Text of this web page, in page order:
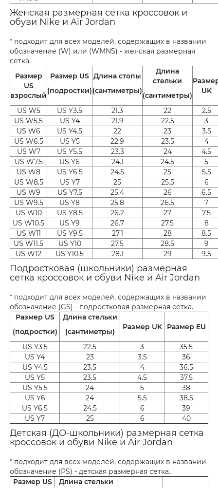
Женская размерная сетка кроссовок и
обуви Nike и Air Jordan
* подходит для всех моделей, содержащих в названии
обозначение (W) или (WMNS) - женская размерная
сетка.
Размер
US
взрослый
Размер US
(подростки)
Длина стопы
(сантиметры)
Длина
стельки
(сантиметры)
UK
US W5 US Y3.5 21.3 22
2.5
US W5.5
US Y4 21.9 22.5
3
US W6
US Y4.5 22 23
3.5
US W6.5
US Y5 22.9 23.5
4
US W7
US Y5.5 23.3 24
4.5
US W7.5
US Y6 24.1 24.5
5
US W8
US Y6.5 24.5 25
5.5
US W8.5
US Y7 25 25.5
6
US W9
US Y7.5 25.4 26
6.5
US W9.5
US Y8 25.8 26.5
7
US W10
US Y8.5 26.2 27
7.5
US W10.5
US Y9 26.7 27.5
8
US W11
US Y9.5 27.1 28
8.5
US W11.5
US Y10 27.5 28.5
9
US W12
US Y10.5 28.1 29 9.5
Подростковая (школьники) размерная
сетка кроссовок и обуви Nike и Air Jordan
* подходит для всех моделей, содержащих в названии
обозначение (GS) - подростковая размерная сетка.
Размер US
(подростки)
Длина стельки
(сантиметры)
Размер UK Размер EU
US Y3.5 22.5 3
35.5
US Y4
23 3.5
36
US Y4.5
23.5 4
36.5
US Y5
23.5 4.5
37.5
US Y5.5
24 5
38
US Y6
24 5.5
38.5
US Y6.5
24.5 6
39
US Y7
25 6 40
Детская (ДО-школьники) размерная сетка
кроссовок и обуви Nike и Air Jordan
* подходит для всех моделей, содержащих в названии
обозначение (PS) - детская размерная сетка.
Размер US
Длина стельки